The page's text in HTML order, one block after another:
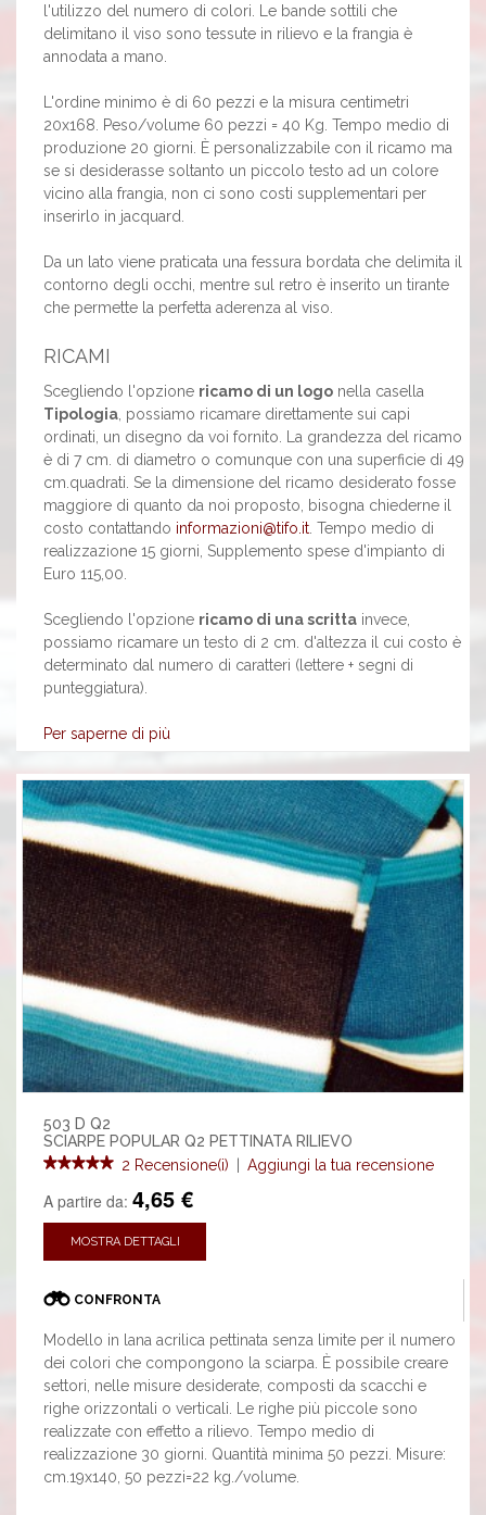
l'utilizzo del numero di colori. Le bande sottili che
delimitano il viso sono tessute in rilievo e la frangia è
annodata a mano.
L'ordine minimo è di 60 pezzi e la misura centimetri
20x168. Peso/volume 60 pezzi = 40 Kg. Tempo medio di
produzione 20 giorni. È personalizzabile con il ricamo ma
se si desiderasse soltanto un piccolo testo ad un colore
vicino alla frangia, non ci sono costi supplementari per
inserirlo in jacquard.
Da un lato viene praticata una fessura bordata che delimita il
contorno degli occhi, mentre sul retro è inserito un tirante
che permette la perfetta aderenza al viso.
RICAMI
Scegliendo l'opzione ricamo di un logo nella casella
Tipologia, possiamo ricamare direttamente sui capi
ordinati, un disegno da voi fornito. La grandezza del ricamo
è di 7 cm. di diametro o comunque con una superficie di 49
cm.quadrati. Se la dimensione del ricamo desiderato fosse
maggiore di quanto da noi proposto, bisogna chiederne il
costo contattando informazioni@tifo.it. Tempo medio di
realizzazione 15 giorni, Supplemento spese d'impianto di
Euro 115,00.
Scegliendo l'opzione ricamo di una scritta invece,
possiamo ricamare un testo di 2 cm. d'altezza il cui costo è
determinato dal numero di caratteri (lettere + segni di
punteggiatura).
Per saperne di più
503 D Q2
SCIARPE POPULAR Q2 PETTINATA RILIEVO
2 Recensione(i)
Aggiungi la tua recensione
A partire da: 4,65 €
MOSTRA DETTAGLI
CONFRONTA
Modello in lana acrilica pettinata senza limite per il numero
dei colori che compongono la sciarpa. È possibile creare
settori, nelle misure desiderate, composti da scacchi e
righe orizzontali o verticali. Le righe più piccole sono
realizzate con effetto a rilievo. Tempo medio di
realizzazione 30 giorni. Quantità minima 50 pezzi. Misure:
cm.19x140, 50 pezzi=22 kg./volume.